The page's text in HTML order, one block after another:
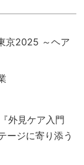
京2025 ～ヘア
外見ケア入門
ージに寄り添う